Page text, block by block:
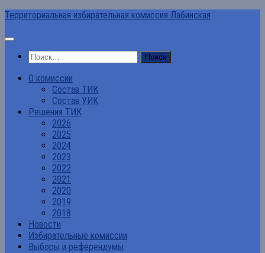
Перейти
содержимому
Территориальная избирательная комиссия Лабинская
Найти:
О комиссии
Состав ТИК
Состав УИК
Решения ТИК
2026
2025
2024
2023
2022
2021
2020
2019
2018
Новости
Избирательные комиссии
Выборы и референдумы